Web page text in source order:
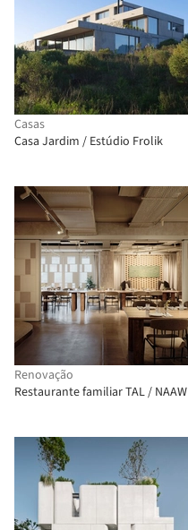
Casas
Casa Jardim / Estúdio Frolik
Renovação
Restaurante familiar TAL / NAAW